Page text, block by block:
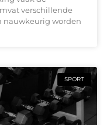
verschillende
nauwkeurig worden
SPORT